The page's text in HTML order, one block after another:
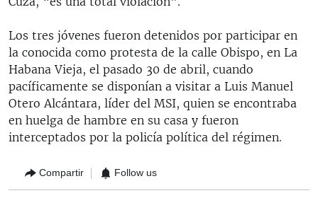
Los tres jóvenes fueron detenidos por participar en
la conocida como protesta de la calle Obispo, en La
Habana Vieja, el pasado 30 de abril, cuando
pacíficamente se disponían a visitar a Luis Manuel
Otero Alcántara, líder del MSI, quien se encontraba
en huelga de hambre en su casa y fueron
interceptados por la policía política del régimen.
Compartir Follow us